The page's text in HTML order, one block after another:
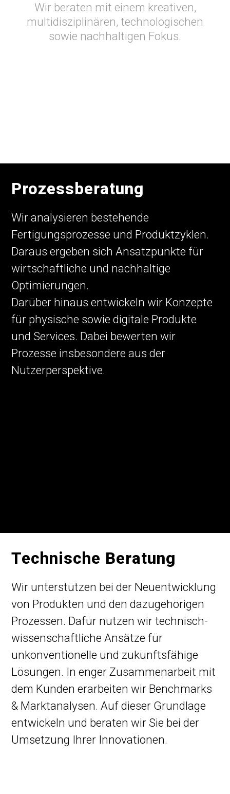
Wir beraten mit einem kreativen,
multidisziplinären, technologischen
sowie nachhaltigen Fokus.
Prozessberatung
Wir analysieren bestehende
Fertigungsprozesse und Produktzyklen.
Daraus ergeben sich Ansatzpunkte für
wirtschaftliche und nachhaltige
Optimierungen.
Darüber hinaus entwickeln wir Konzepte
für physische sowie digitale Produkte
und Services. Dabei bewerten wir
Prozesse insbesondere aus der
Nutzerperspektive.
Technische Beratung
Wir unterstützen bei der Neuentwicklung
von Produkten und den dazugehörigen
Prozessen. Dafür nutzen wir technisch-
wissenschaftliche Ansätze für
unkonventionelle und zukunftsfähige
Lösungen. In enger Zusammenarbeit mit
dem Kunden erarbeiten wir Benchmarks
& Marktanalysen. Auf dieser Grundlage
entwickeln und beraten wir Sie bei der
Umsetzung Ihrer Innovationen.